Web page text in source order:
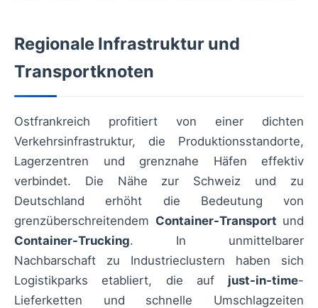
Regionale Infrastruktur und
Transportknoten
Ostfrankreich profitiert von einer dichten
Verkehrsinfrastruktur, die Produktionsstandorte,
Lagerzentren und grenznahe Häfen effektiv
verbindet. Die Nähe zur Schweiz und zu
Deutschland erhöht die Bedeutung von
grenzüberschreitendem Container-Transport und
Container-Trucking. In unmittelbarer
Nachbarschaft zu Industrieclustern haben sich
Logistikparks etabliert, die auf just-in-time-
Lieferketten und schnelle Umschlagzeiten